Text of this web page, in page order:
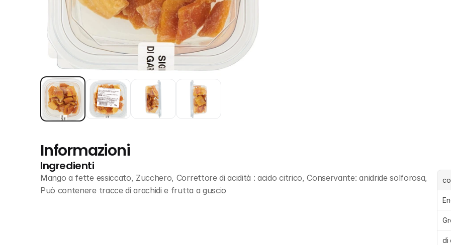
Informazioni
Ingredienti
Mango a fette essiccato, Zucchero, Correttore di acidità : acido citrico, Conservante: anidride solforosa,
Può contenere tracce di arachidi e frutta a guscio
di